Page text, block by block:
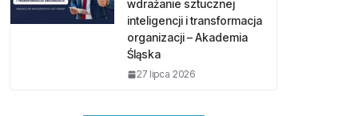
wdrażanie sztucznej
inteligencji i transformacja
organizacji – Akademia
Śląska
27 lipca 2026